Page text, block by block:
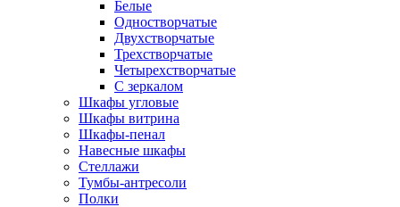
Белые
Одностворчатые
Двухстворчатые
Трехстворчатые
Четырехстворчатые
С зеркалом
Шкафы угловые
Шкафы витрина
Шкафы-пенал
Навесные шкафы
Стеллажи
Тумбы-антресоли
Полки